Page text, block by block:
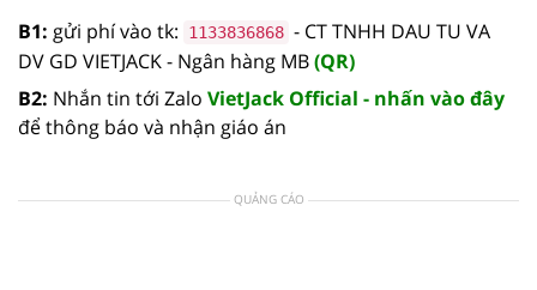
B1: gửi phí vào tk: 1133836868 - CT TNHH DAU TU VA
DV GD VIETJACK - Ngân hàng MB(QR)
B2: Nhắn tin tới Zalo VietJack Official - nhấn vào đây
để thông báo và nhận giáo án
QUẢNG CÁO